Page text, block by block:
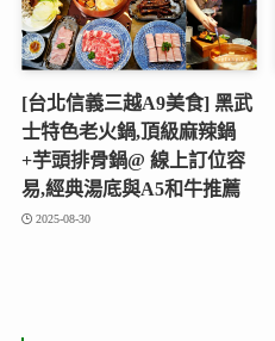
[台北信義三越A9美食] 黑武
士特色老火鍋,頂級麻辣鍋
+芋頭排骨鍋@ 線上訂位容
易,經典湯底與A5和牛推薦
2025-08-30